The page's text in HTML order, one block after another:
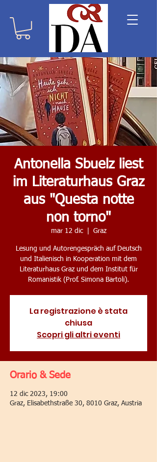
Antonella Sbuelz liest
im Literaturhaus Graz
aus "Questa notte
non torno"
mar 12 dic
  |
Graz
Lesung und Autorengespräch auf Deutsch
und Italienisch in Kooperation mit dem
Literaturhaus Graz und dem Institut für
Romanistik (Prof. Simona Bartoli).
La registrazione è stata
chiusa
Scopri gli altri eventi
Orario & Sede
12 dic 2023, 19:00
Graz, Elisabethstraße 30, 8010 Graz, Austria